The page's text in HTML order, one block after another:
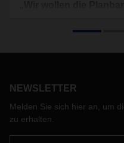
Logistics von DACHSER.
ankommt.
NEWSLETTER
Melden Sie sich hier an, um
zu erhalten.